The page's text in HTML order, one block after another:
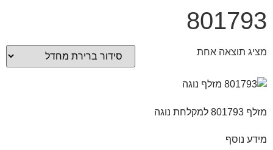
801793
מציג תוצאה אחת
מזלף 801793 למקלחת נוגה
מידע נוסף